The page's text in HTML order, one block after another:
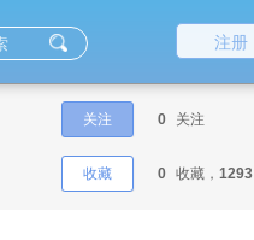
注册
关注 0 关注
收藏 0 收藏， 1293